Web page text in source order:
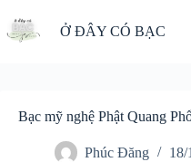
đến
phần
Ở ĐÂY CÓ BẠC
Bạc mỹ nghệ Phật Quang
Phúc Đăng 18/